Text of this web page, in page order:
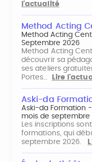
l'actualité
Method Acting
Method Acting
Septembre 2026
Method Acting
découvrir sa
ses ateliers
Portes…
Lire
Aski-da
Aski-da Formation
mois de septembre
Les inscriptions
formations, qui
septembre 2026.